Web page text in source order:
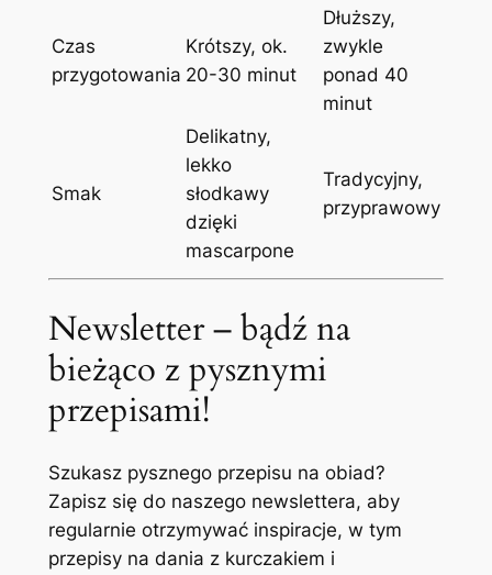
Czas
przygotowania
Krótszy, ok.
20-30 minut
Dłuższy,
zwykle
ponad 40
minut
Smak
Delikatny,
lekko
słodkawy
dzięki
mascarpone
Tradycyjny,
przyprawowy
Newsletter – bądź na
bieżąco z pysznymi
przepisami!
Szukasz pysznego przepisu na obiad?
Zapisz się do naszego newslettera, aby
regularnie otrzymywać inspiracje, w tym
przepisy na dania z kurczakiem i